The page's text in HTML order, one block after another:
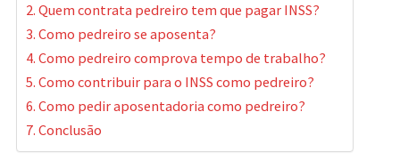
Quem contrata pedreiro tem que pagar INSS?
Como pedreiro se aposenta?
Como pedreiro comprova tempo de trabalho?
Como contribuir para o INSS como pedreiro?
Como pedir aposentadoria como pedreiro?
Conclusão